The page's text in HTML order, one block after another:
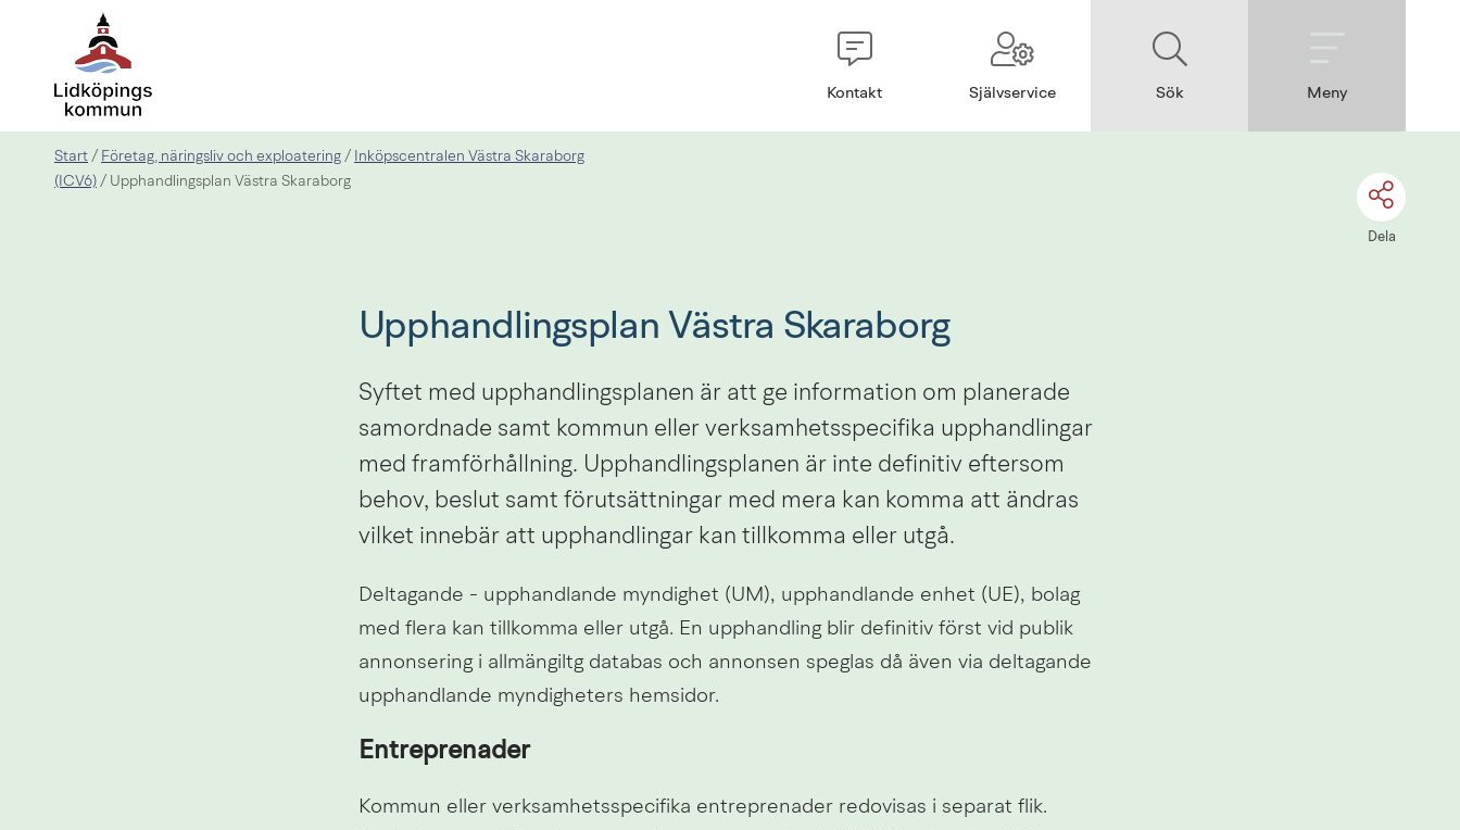
Kontakt Självservice Sök Meny
Start / Företag, näringsliv och exploatering / Inköpscentralen Västra Skaraborg
(ICV6) / Upphandlingsplan Västra Skaraborg
Dela
Upphandlingsplan Västra Skaraborg
Syftet med upphandlingsplanen är att ge information om planerade
samordnade samt kommun eller verksamhetsspecifika upphandlingar
med framförhållning. Upphandlingsplanen är inte definitiv eftersom
behov, beslut samt förutsättningar med mera kan komma att ändras
vilket innebär att upphandlingar kan tillkomma eller utgå.
Deltagande - upphandlande myndighet (UM), upphandlande enhet (UE), bolag
med flera kan tillkomma eller utgå. En upphandling blir definitiv först vid publik
annonsering i allmängiltg databas och annonsen speglas då även via deltagande
upphandlande myndigheters hemsidor.
Entreprenader
Kommun eller verksamhetsspecifika entreprenader redovisas i separat flik.